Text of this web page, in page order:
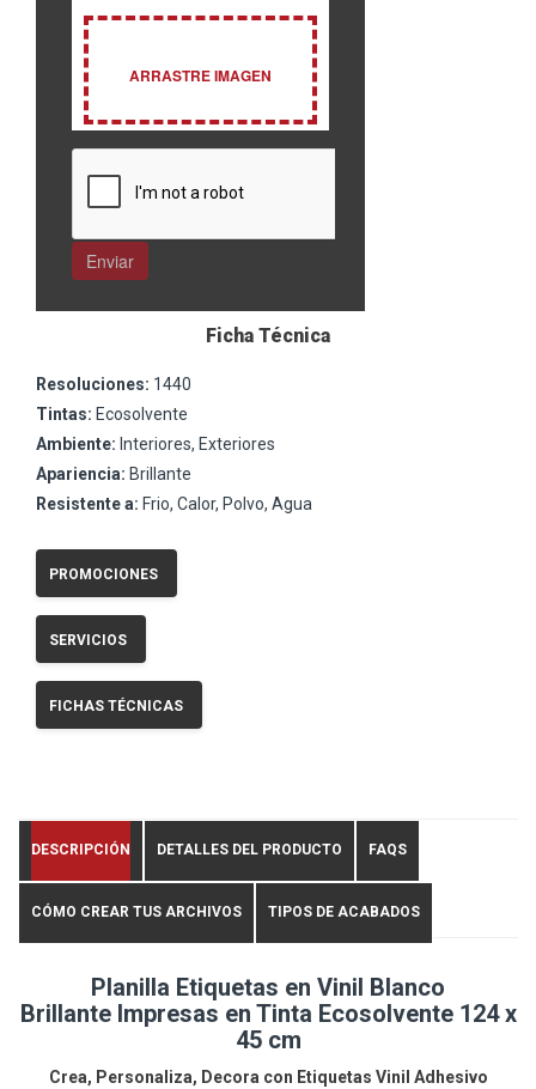
Ficha Técnica
Resoluciones: 1440
Tintas: Ecosolvente
Ambiente: Interiores, Exteriores
Apariencia: Brillante
Resistente a: Frio, Calor, Polvo, Agua
PROMOCIONES
SERVICIOS
FICHAS TÉCNICAS
DESCRIPCIÓN DETALLES DEL PRODUCTO FAQS
CÓMO CREAR TUS ARCHIVOS TIPOS DE ACABADOS
Planilla Etiquetas en Vinil Blanco
Brillante Impresas en Tinta Ecosolvente 124 x
45 cm
Crea, Personaliza, Decora con Etiquetas Vinil Adhesivo